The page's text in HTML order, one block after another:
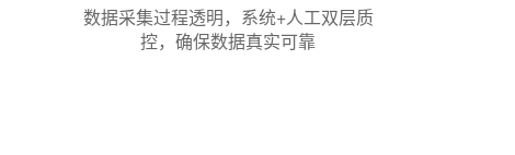
数据采集过程透明，系统+人工双层质
控，确保数据真实可靠